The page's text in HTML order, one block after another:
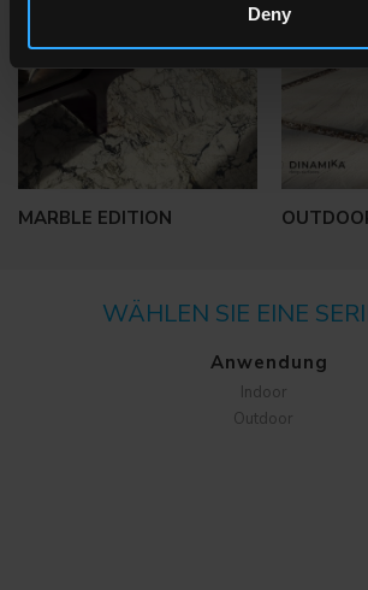
Deny
MARBLE EDITION
WÄHLEN SIE EINE
Anwendung
Indoor
Outdoor